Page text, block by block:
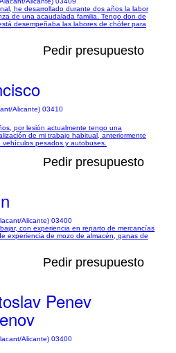
he desarrollado durante dos años la labor
de una acaudalada familia. Tengo don de
desempeñaba las labores de chófer para
Pedir presupuesto
Alicante) 03410
por lesión actualmente tengo una
de mi trabajo habitual, anteriormente
pesados y autobuses.
Pedir presupuesto
Alicante) 03400
con experiencia en reparto de mercancías
experiencia de mozo de almacén, ganas de
Pedir presupuesto
Penev
Alicante) 03400